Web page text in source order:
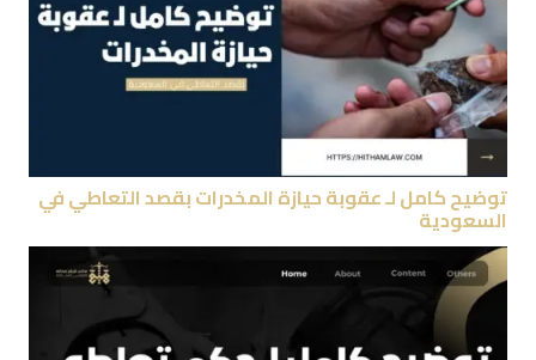
توضيح كامل لـ عقوبة حيازة المخدرات بقصد التعاطي في
السعودية